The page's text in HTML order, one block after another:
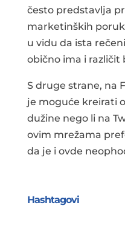
često predstavlja
marketinških
u vidu da ista
obično ima i različit
S druge strane, na
je moguće kreirati
dužine nego li na
ovim mrežama
da je i ovde
Hashtagovi